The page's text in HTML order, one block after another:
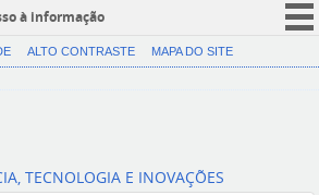
à informação
CORONAVÍRUS (COVID-19)
ALTO CONTRASTE MAPA DO SITE
TECNOLOGIA E INOVAÇÕES